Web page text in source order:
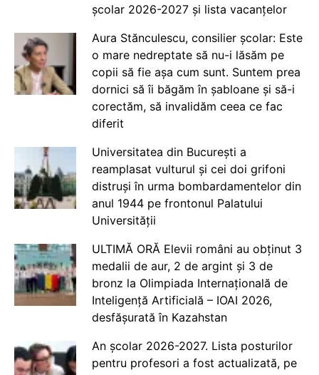
școlar 2026-2027 și lista vacanțelor
Aura Stănculescu, consilier școlar: Este
o mare nedreptate să nu-i lăsăm pe
copii să fie așa cum sunt. Suntem prea
dornici să îi băgăm în șabloane și să-i
corectăm, să invalidăm ceea ce fac
diferit
Universitatea din București a
reamplasat vulturul și cei doi grifoni
distruși în urma bombardamentelor din
anul 1944 pe frontonul Palatului
Universității
ULTIMĂ ORĂ Elevii români au obținut 3
medalii de aur, 2 de argint și 3 de
bronz la Olimpiada Internațională de
Inteligență Artificială – IOAI 2026,
desfășurată în Kazahstan
An școlar 2026-2027. Lista posturilor
pentru profesori a fost actualizată, pe